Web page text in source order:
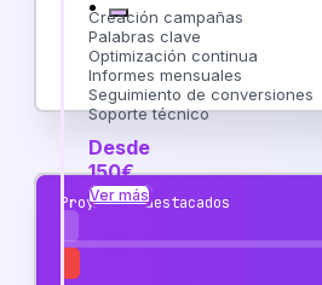
Creación campañas
Palabras clave
Optimización continua
Informes mensuales
Seguimiento de conversiones
Soporte técnico
Desde
150€
Ver más
Proyectos destacados